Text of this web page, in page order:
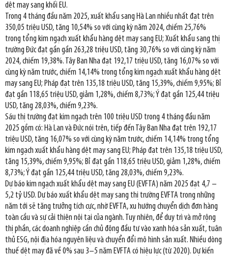
dệt may sang khối EU.
Trong 4 tháng đầu năm 2025, xuất khẩu sang Hà Lan nhiều nhất đạt trên
350,05 triệu USD, tăng 10,54% so với cùng kỳ năm 2024, chiếm 25,76%
trong tổng kim ngạch xuất khẩu hàng dệt may sang EU; Xuất khẩu sang thị
trường Đức đạt gần gần 263,28 triệu USD, tăng 30,76% so với cùng kỳ năm
2024, chiếm 19,38%. Tây Ban Nha đạt 192,17 triệu USD, tăng 16,07% so với
cùng kỳ năm trước, chiếm 14,14% trong tổng kim ngạch xuất khẩu hàng dệt
may sang EU; Pháp đạt trên 135,18 triệu USD, tăng 15,39%, chiếm 9,95%; Bỉ
đạt gần 118,65 triệu USD, giảm 1,28%, chiếm 8,73%; Ý đạt gần 125,44 triệu
USD, tăng 28,03%, chiếm 9,23%.
Sáu thị trường đạt kim ngạch trên 100 triệu USD trong 4 tháng đầu năm
2025 gồm có: Hà Lan và Đức nói trên, tiếp đến Tây Ban Nha đạt trên 192,17
triệu USD, tăng 16,07% so với cùng kỳ năm trước, chiếm 14,14% trong tổng
kim ngạch xuất khẩu hàng dệt may sang EU; Pháp đạt trên 135,18 triệu USD,
tăng 15,39%, chiếm 9,95%; Bỉ đạt gần 118,65 triệu USD, giảm 1,28%, chiếm
8,73%; Ý đạt gần 125,44 triệu USD, tăng 28,03%, chiếm 9,23%.
Dự báo kim ngạch xuất khẩu dệt may sang EU (EVFTA) năm 2025 đạt 4,7 –
5,2 tỷ USD. Dự báo xuất khẩu dệt may sang thị trường EVFTA trong những
năm tới sẽ tăng trưởng tích cực, nhờ EVFTA, xu hướng chuyển dịch đơn hàng
toàn cầu và sự cải thiện nội tại của ngành. Tuy nhiên, để duy trì và mở rộng
thị phần, các doanh nghiệp cần chủ động đầu tư vào xanh hóa sản xuất, tuân
thủ ESG, nội địa hóa nguyên liệu và chuyển đổi mô hình sản xuất. Nhiều dòng
thuế dệt may đã về 0% sau 3–5 năm EVFTA có hiệu lực (từ 2020). Dự kiến